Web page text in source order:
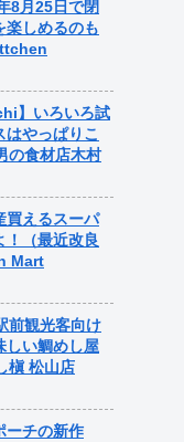
8月25日で閉
楽しめるのも
】いろいろ試
はやっぱりこ
の食材店木村
買えるスーパ
！（最近改良
Mart
前観光客向け
しい鯛めし屋
槇 松山店
ーチの新作